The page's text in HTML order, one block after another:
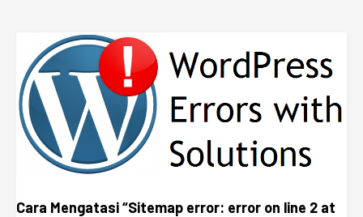
Cara Mengatasi “Sitemap error: error on line 2 at